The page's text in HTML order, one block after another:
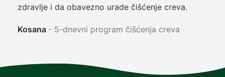
zdravlje i da obavezno urade čišćenje creva.
Kosana 5-dnevni program čišćenja creva